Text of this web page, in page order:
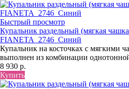
Быстрый просмотр
Купальник раздельный (мягкая
FIANETA_2746_Синий
Купальник на косточках с мягкими
выполнен из комбинации
8 930 р.
Купить